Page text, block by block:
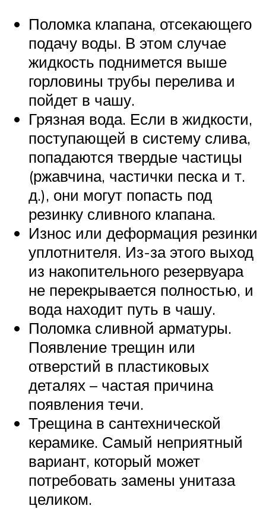
Поломка клапана, отсекающего
подачу воды. В этом случае
жидкость поднимется выше
горловины трубы перелива и
пойдет в чашу.
Грязная вода. Если в жидкости,
поступающей в систему слива,
попадаются твердые частицы
(ржавчина, частички песка и т.
д.), они могут попасть под
резинку сливного клапана.
Износ или деформация резинки
уплотнителя. Из-за этого выход
из накопительного резервуара
не перекрывается полностью, и
вода находит путь в чашу.
Поломка сливной арматуры.
Появление трещин или
отверстий в пластиковых
деталях – частая причина
появления течи.
Трещина в сантехнической
керамике. Самый неприятный
вариант, который может
потребовать замены унитаза
целиком.